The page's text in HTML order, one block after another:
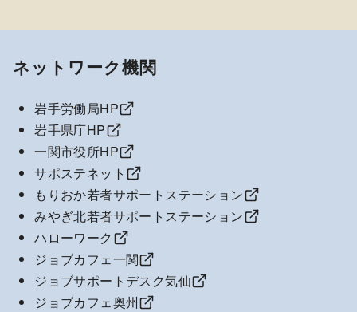
ネットワーク機関
岩手労働局HP
岩手県庁HP
一関市役所HP
サポステネット
もりおか若者サポートステーション
みやぎ北若者サポートステーション
ハローワーク
ジョブカフェ一関
ジョブサポートデスク気仙
ジョブカフェ奥州